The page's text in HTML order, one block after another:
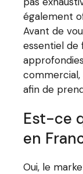
également
Avant de
essentiel de
afin de
Est-ce
en
Oui, le